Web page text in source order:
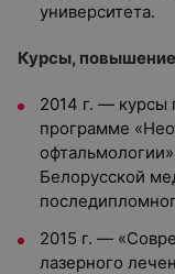
университета.
Курсы,
2014 г. — курсы
программе
Белорусской
2015 г. —
лазерного